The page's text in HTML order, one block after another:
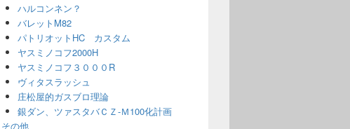
ハルコンネン？
バレットM82
パトリオットHC カスタム
ヤスミノコフ2000H
ヤスミノコフ３０００R
ヴィタスラッシュ
庄松屋的ガスブロ理論
銀ダン、ツァスタバＣＺ-Ｍ100化計画
その他